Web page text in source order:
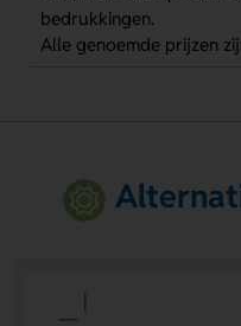
bedrukkingen.
Alle genoemde prijzen